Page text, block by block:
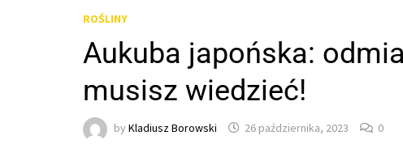
ROŚLINY
Aukuba japońska:
musisz wiedzieć!
by Kladiusz Borowski 26 października, 2023 0